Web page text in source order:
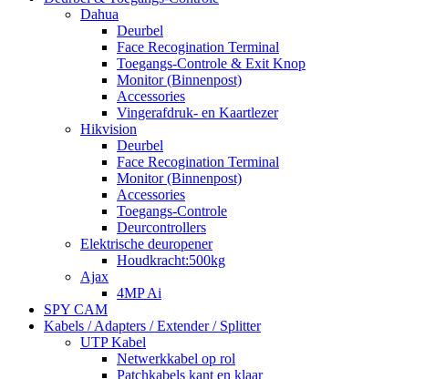
Dahua
Deurbel
Face Recogination Terminal
Toegangs-Controle & Exit Knop
Monitor (Binnenpost)
Accessories
Vingerafdruk- en Kaartlezer
Hikvision
Deurbel
Face Recogination Terminal
Monitor (Binnenpost)
Accessories
Toegangs-Controle
Deurcontrollers
Elektrische deuropener
Houdkracht:500kg
Ajax
4MP Ai
SPY CAM
Kabels / Adapters / Extender / Splitter
UTP Kabel
Netwerkkabel op rol
Patchkabels kant en klaar